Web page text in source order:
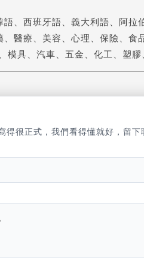
、西班牙語、義大利語、阿拉
醫療、美容、心理、保險、
模具、汽車、五金、化工、塑
得很正式，我們看得懂就好，留